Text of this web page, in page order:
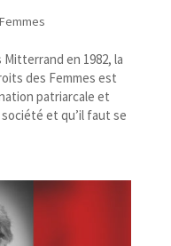
Femmes
en 1982, la
des Femmes est
patriarcale et
et qu’il faut se